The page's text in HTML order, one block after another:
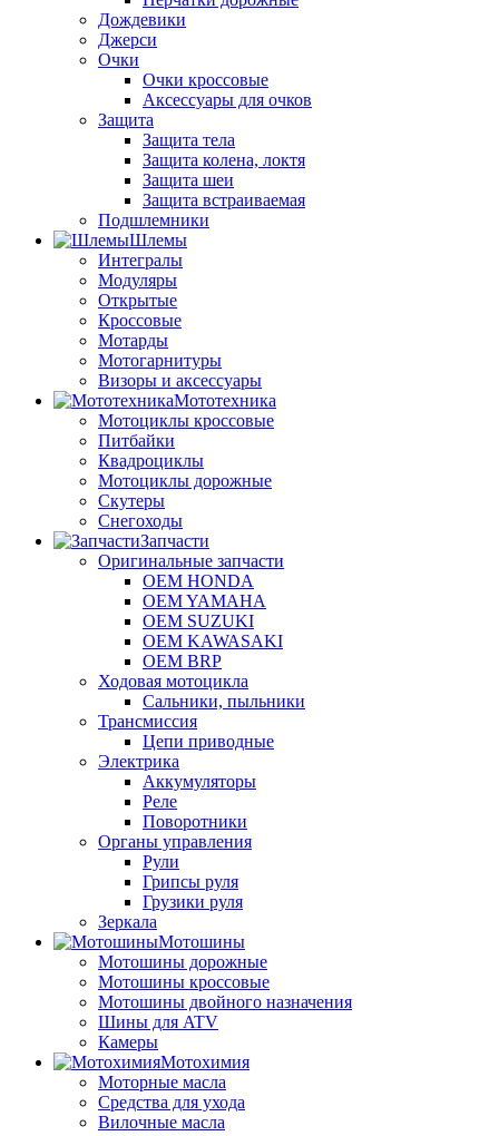
Дождевики
Джерси
Очки
Очки кроссовые
Аксессуары для очков
Защита
Защита тела
Защита колена, локтя
Защита шеи
Защита встраиваемая
Подшлемники
Шлемы
Интегралы
Модуляры
Открытые
Кроссовые
Мотарды
Мотогарнитуры
Визоры и аксессуары
Мототехника
Мотоциклы кроссовые
Питбайки
Квадроциклы
Мотоциклы дорожные
Скутеры
Снегоходы
Запчасти
Оригинальные запчасти
OEM HONDA
OEM YAMAHA
OEM SUZUKI
OEM KAWASAKI
OEM BRP
Ходовая мотоцикла
Сальники, пыльники
Трансмиссия
Цепи приводные
Электрика
Аккумуляторы
Реле
Поворотники
Органы управления
Рули
Грипсы руля
Грузики руля
Зеркала
Мотошины
Мотошины дорожные
Мотошины кроссовые
Мотошины двойного назначения
Шины для ATV
Камеры
Мотохимия
Моторные масла
Средства для ухода
Вилочные масла